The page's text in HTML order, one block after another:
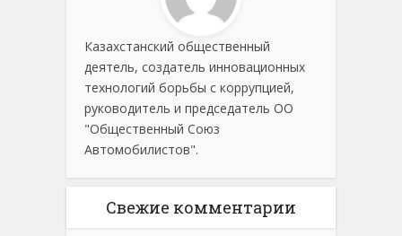
Казахстанский общественный
деятель, создатель инновационных
технологий борьбы с коррупцией,
руководитель и председатель ОО
"Общественный Союз
Автомобилистов".
Свежие комментарии